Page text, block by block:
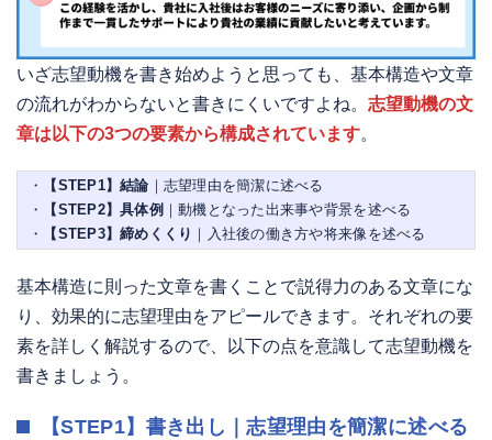
いざ志望動機を書き始めようと思っても、基本構造や文章
の流れがわからないと書きにくいですよね。 志望動機の文
章は以下の3つの要素から構成されています。
・ 【STEP1】結論 ｜志望理由を簡潔に述べる
・
【STEP2】具体例 ｜動機となった出来事や背景を述べる
・
【STEP3】締めくくり ｜入社後の働き方や将来像を述べる
基本構造に則った文章を書くことで説得力のある文章にな
り、効果的に志望理由をアピールできます。それぞれの要
素を詳しく解説するので、以下の点を意識して志望動機を
書きましょう。
【STEP1】書き出し｜志望理由を簡潔に述べる